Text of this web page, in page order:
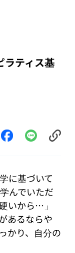
ラティス基
に基づいて
んでいただ
いから…」
あるならや
かり、自分の